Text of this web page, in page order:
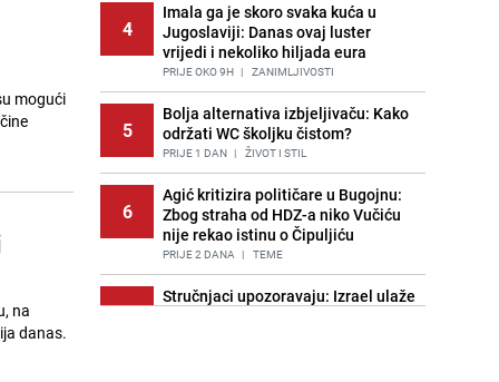
mogući
na
danas.
4
Imala ga je skoro svaka kuća u
Jugoslaviji: Danas ovaj luster
vrijedi i nekoliko hiljada eura
PRIJE OKO 9H | ZANIMLJIVOSTI
5
Bolja alternativa izbjeljivaču: Kako
održati WC školjku čistom?
PRIJE 1 DAN | ŽIVOT I STIL
6
Agić kritizira političare u Bugojnu:
Zbog straha od HDZ-a niko Vučiću
nije rekao istinu o Čipuljiću
PRIJE 2 DANA | TEME
7
Stručnjaci upozoravaju: Izrael ulaže